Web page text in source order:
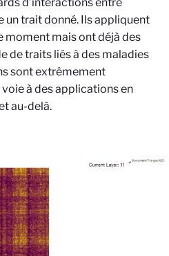
trait donné. Ils appliquent
moment mais ont déjà des
de traits liés à des maladies
sont extrêmement
à des applications en
au-delà.